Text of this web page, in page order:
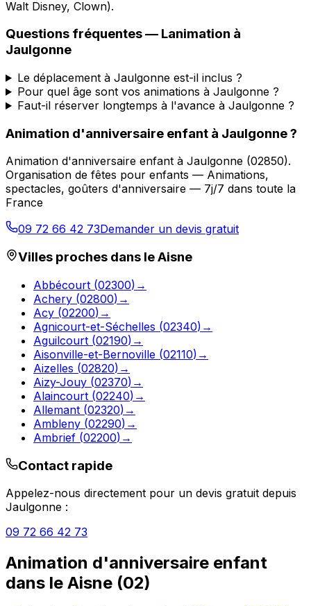
Walt Disney, Clown).
Questions fréquentes — Lanimation à
Jaulgonne
Le déplacement à Jaulgonne est-il inclus ?
Pour quel âge sont vos animations à Jaulgonne ?
Faut-il réserver longtemps à l'avance à Jaulgonne ?
Animation d'anniversaire enfant à Jaulgonne?
Animation d'anniversaire enfant à Jaulgonne (02850).
Organisation de fêtes pour enfants — Animations,
spectacles, goûters d'anniversaire — 7j/7 dans toute la
France
09 72 66 42 73Demander un devis gratuit
Villes proches dans leAisne
Abbécourt (02300) →
Achery (02800) →
Acy (02200) →
Agnicourt-et-Séchelles (02340) →
Aguilcourt (02190) →
Aisonville-et-Bernoville (02110) →
Aizelles (02820) →
Aizy-Jouy (02370) →
Alaincourt (02240) →
Allemant (02320) →
Ambleny (02290) →
Ambrief (02200) →
Contact rapide
Appelez-nous directement pour un devis gratuit depuis
Jaulgonne :
09 72 66 42 73
Animation d'anniversaire enfant
dans le Aisne (02)